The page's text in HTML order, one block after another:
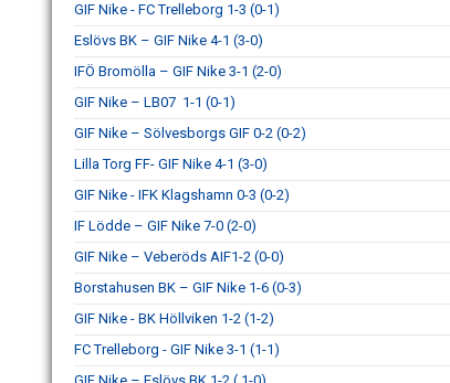
GIF Nike - FC Trelleborg 1-3 (0-1)
Eslövs BK – GIF Nike 4-1 (3-0)
IFÖ Bromölla – GIF Nike 3-1 (2-0)
GIF Nike – LB07 1-1 (0-1)
GIF Nike – Sölvesborgs GIF 0-2 (0-2)
Lilla Torg FF- GIF Nike 4-1 (3-0)
GIF Nike - IFK Klagshamn 0-3 (0-2)
IF Lödde – GIF Nike 7-0 (2-0)
GIF Nike – Veberöds AIF1-2 (0-0)
Borstahusen BK – GIF Nike 1-6 (0-3)
GIF Nike - BK Höllviken 1-2 (1-2)
FC Trelleborg - GIF Nike 3-1 (1-1)